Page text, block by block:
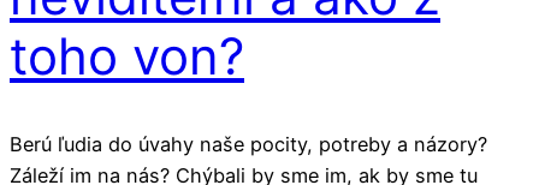
toho von?
Berú ľudia do úvahy naše pocity, potreby a názory?
Záleží im na nás? Chýbali by sme im, ak by sme tu